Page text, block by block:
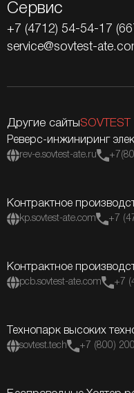
Сервис
+7 (4712) 54-54-17
service@sovtest-
Другие сайтыSOVTEST
Реверс-инжиниринг
rev-e.sovtest-ate.ru
Контрактное
kp.sovtest-ate.com +7
Контрактное
pcb.sovtest-ate.com +7
Технопарк высоких
sovtest.tech +7 (800)